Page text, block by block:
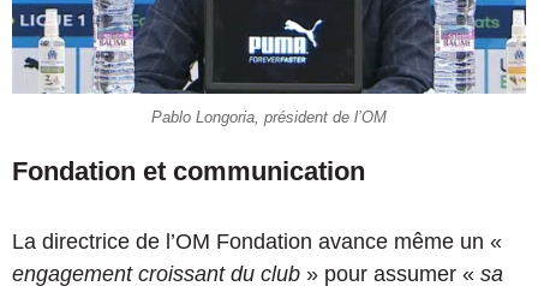
Pablo Longoria, président de l’OM
Fondation et communication
La directrice de l’OM Fondation avance même un «
engagement croissant du club » pour assumer « sa